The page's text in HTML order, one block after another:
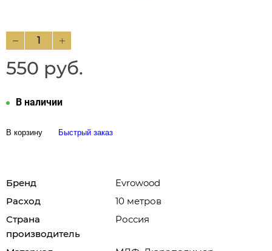
550 руб.
В наличии
В корзину Быстрый заказ
Бренд
Evrowood
Расход
10 метров
Страна
производитель
Россия